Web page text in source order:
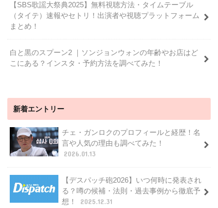
【SBS歌謡大祭典2025】無料視聴方法・タイムテーブル
（タイテ）速報やセトリ！出演者や視聴プラットフォーム
まとめ！
白と黒のスプーン2 ｜ソンジョンウォンの年齢やお店はど
こにある？インスタ・予約方法を調べてみた！
新着エントリー
チェ・ガンロクのプロフィールと経歴！名
言や人気の理由も調べてみた！
2026.01.13
【デスパッチ砲2026】いつ何時に発表され
る？噂の候補・法則・過去事例から徹底予
想！
2025.12.31